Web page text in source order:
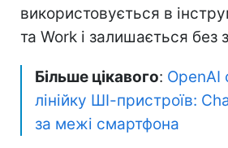
використовується в
та Work і залишається без
Більше цікавого: OpenAI
лінійку ШІ-пристроїв:
за межі смартфона